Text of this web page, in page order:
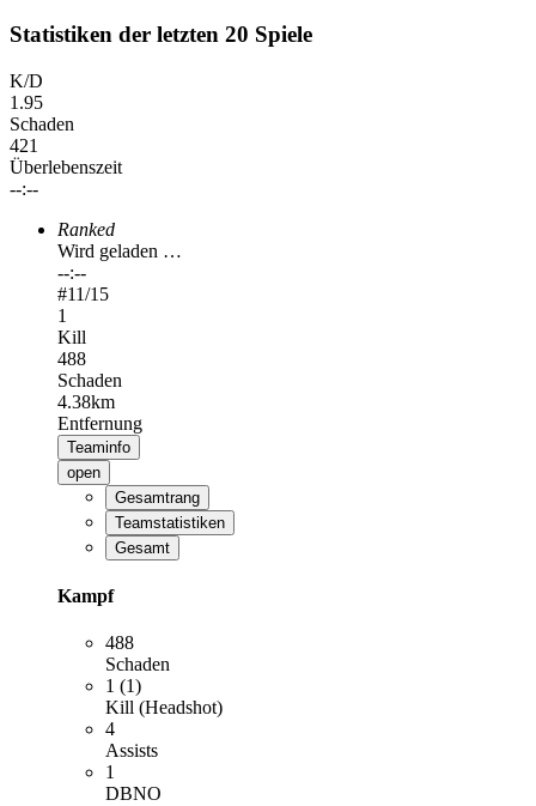
Statistiken der letzten 20 Spiele
K/D
1.95
Schaden
421
Überlebenszeit
--:--
Ranked
Wird geladen …
--:--
#11/15
1
Kill
488
Schaden
4.38km
Entfernung
Teaminfo
open
Gesamtrang
Teamstatistiken
Gesamt
Kampf
488
Schaden
1 (1)
Kill (Headshot)
4
Assists
1
DBNO